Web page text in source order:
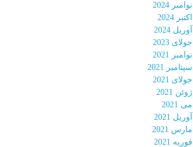
نوامبر 2024
اکتبر 2024
آوریل 2024
جولای 2023
نوامبر 2021
سپتامبر 2021
جولای 2021
ژوئن 2021
می 2021
آوریل 2021
مارس 2021
فوریه 2021